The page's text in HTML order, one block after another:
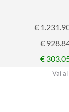
€
€
€
Vai